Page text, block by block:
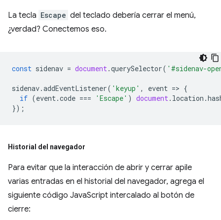
La tecla Escape del teclado debería cerrar el menú,
¿verdad? Conectemos eso.
const sidenav = document.querySelector( '#sidenav-
sidenav.addEventListener( 'keyup' , event => {
if (event.code === 'Escape' ) document. location .
});
Historial del navegador
Para evitar que la interacción de abrir y cerrar apile
varias entradas en el historial del navegador, agrega el
siguiente código JavaScript intercalado al botón de
cierre: